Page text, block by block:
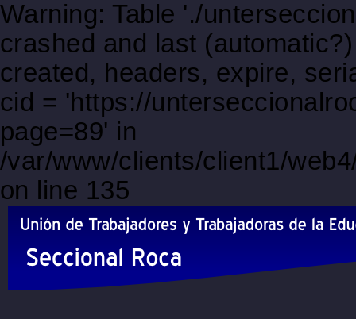
Warning: Table './
crashed and last
created, headers, expire,
cid = 'https://
page=89' in
/var/www/clients/client1/
on line 135